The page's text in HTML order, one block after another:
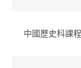
中國歷史科課